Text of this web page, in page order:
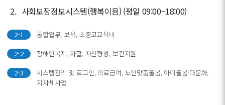
2. 사회보장정보시스템(행복이음) (평일 09:00~18:00)
2-1
통합업무, 보육, 초중고교육비
2-2
장애인복지, 자활, 자산형성, 보건지원
2-3
시스템관리 및 로그인, 의료급여, 노인맞춤돌봄, 아이돌봄·다문화,
지자체사업